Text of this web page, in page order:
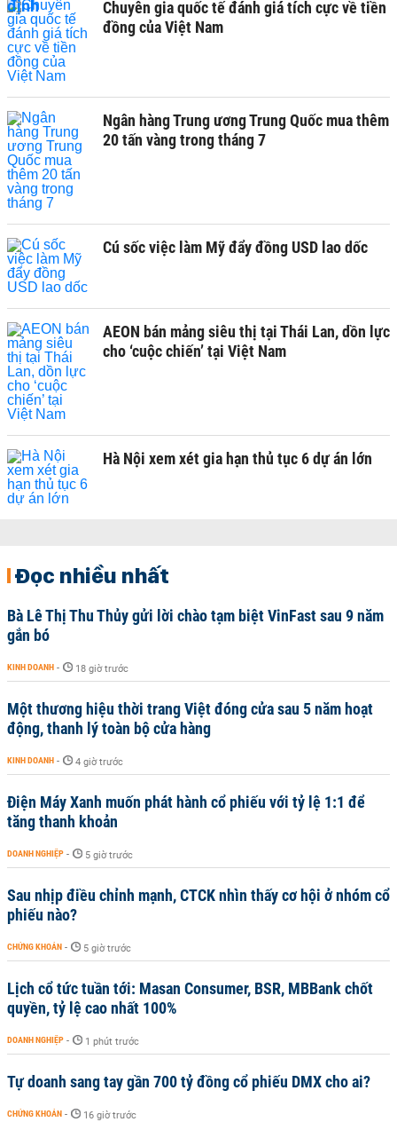
Chuyên gia quốc tế đánh giá tích cực về tiền
đồng của Việt Nam
Ngân hàng Trung ương Trung Quốc mua thêm
20 tấn vàng trong tháng 7
Cú sốc việc làm Mỹ đẩy đồng USD lao dốc
AEON bán mảng siêu thị tại Thái Lan, dồn lực
cho ‘cuộc chiến’ tại Việt Nam
Hà Nội xem xét gia hạn thủ tục 6 dự án lớn
Đọc nhiều nhất
Bà Lê Thị Thu Thủy gửi lời chào tạm biệt VinFast sau 9 năm
gắn bó
KINH DOANH - 18 giờ trước
Một thương hiệu thời trang Việt đóng cửa sau 5 năm hoạt
động, thanh lý toàn bộ cửa hàng
KINH DOANH - 4 giờ trước
Điện Máy Xanh muốn phát hành cổ phiếu với tỷ lệ 1:1 để
tăng thanh khoản
DOANH NGHIỆP - 5 giờ trước
Sau nhịp điều chỉnh mạnh, CTCK nhìn thấy cơ hội ở nhóm cổ
phiếu nào?
CHỨNG KHOÁN - 5 giờ trước
Lịch cổ tức tuần tới: Masan Consumer, BSR, MBBank chốt
quyền, tỷ lệ cao nhất 100%
DOANH NGHIỆP - 1 phút trước
Tự doanh sang tay gần 700 tỷ đồng cổ phiếu DMX cho ai?
CHỨNG KHOÁN - 16 giờ trước